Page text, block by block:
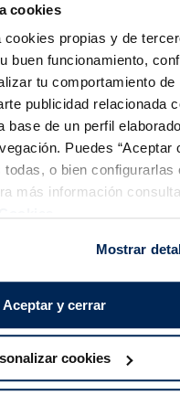
cookies
cookies propias y de
buen funcionamiento,
tu comportamiento de
publicidad relacionada
base de un perfil
Puedes “Aceptar
o bien configurarlas
más información consulta
Mostrar
Aceptar y cerrar
cookies
750g